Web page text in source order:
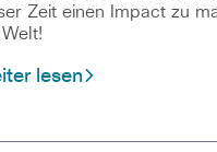
Zeit einen Impact zu
lesen